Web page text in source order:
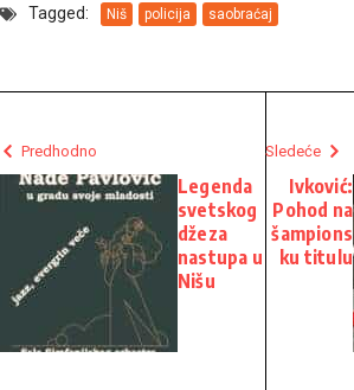
Tagged: Niš policija saobraćaj
Predhodno
Legenda
svetskog
džeza
nastupa u
Nišu
Sledeće
Ivković:
Pohod na
šampions
ku titulu